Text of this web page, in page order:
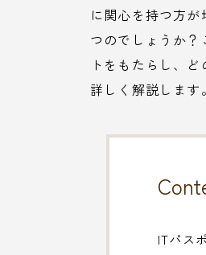
に関心を持つ方
つのでしょうか
トをもたらし、
詳しく解説します。
ITパス